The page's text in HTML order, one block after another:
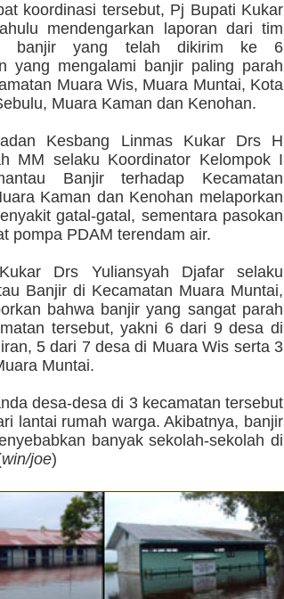
koordinasi tersebut, Pj Bupati Kukar
mendengarkan laporan dari tim
banjir yang telah dikirim ke 6
yang mengalami banjir paling parah
Muara Wis, Muara Muntai, Kota
Muara Kaman dan Kenohan.
Kesbang Linmas Kukar Drs H
MM selaku Koordinator Kelompok I
Banjir terhadap Kecamatan
Kaman dan Kenohan melaporkan
gatal-gatal, sementara pasokan
pompa PDAM terendam air.
Drs Yuliansyah Djafar selaku
Banjir di Kecamatan Muara Muntai,
bahwa banjir yang sangat parah
tersebut, yakni 6 dari 9 desa di
5 dari 7 desa di Muara Wis serta 3
Muntai.
desa-desa di 3 kecamatan tersebut
lantai rumah warga. Akibatnya, banjir
banyak sekolah-sekolah di
win/joe)